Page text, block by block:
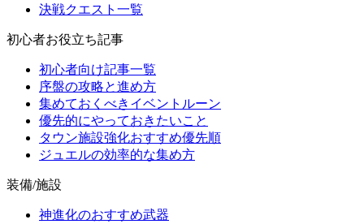
決戦クエスト一覧
初心者お役立ち記事
初心者向け記事一覧
序盤の攻略と進め方
集めておくべきイベントルーン
優先的にやっておきたいこと
タウン施設強化おすすめ優先順
ジュエルの効率的な集め方
装備/施設
神進化のおすすめ武器